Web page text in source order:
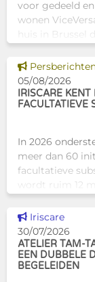
voor gedeeld
wonen
huis in Brussel
alternatief biedt
traditionele
Dit nieuws
05/08/2026
IRISCARE
FACULTATIEVE
In 2026
meer dan 60
facultatieve
wordt ruim 12
Brusselse
zijn op het vlak
Dit nieuws
Iriscare
30/07/2026
ATELIER TAM-
EEN DUBBELE
BEGELEIDEN